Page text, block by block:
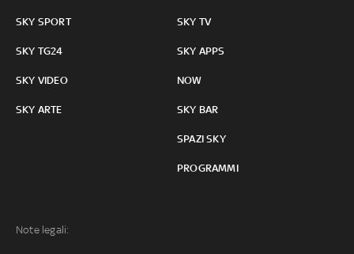
SKY SPORT
SKY TG24
SKY VIDEO
SKY ARTE
SKY TV
SKY APPS
NOW
SKY BAR
SPAZI SKY
PROGRAMMI
Note legali: